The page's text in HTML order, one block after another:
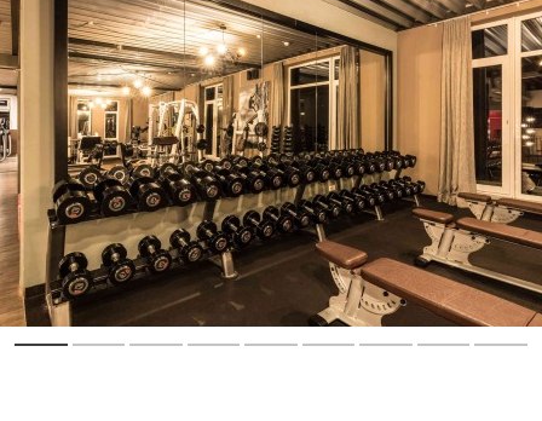
Performance nach vorn. Gezielte
Anwendungen lösen Verspannungen
und machen dich schneller wieder bereit
für die nächste Session.
Wellness-Bereich:Relax. Recharge.
Repeat. Lass den Alltag hinter dir und
genieße Sauna, Dampfbad und Co. für
maximale Erholung.